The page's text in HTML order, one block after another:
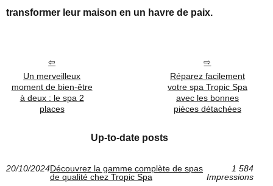
transformer leur maison en un havre de paix.
Un merveilleux
moment de bien-être
à deux : le spa 2
places
Réparez facilement
votre spa Tropic Spa
avec les bonnes
pièces détachées
Up-to-date posts
20/10/2024Découvrez la gamme complète de spas
de qualité chez Tropic Spa
1 584
Impressions